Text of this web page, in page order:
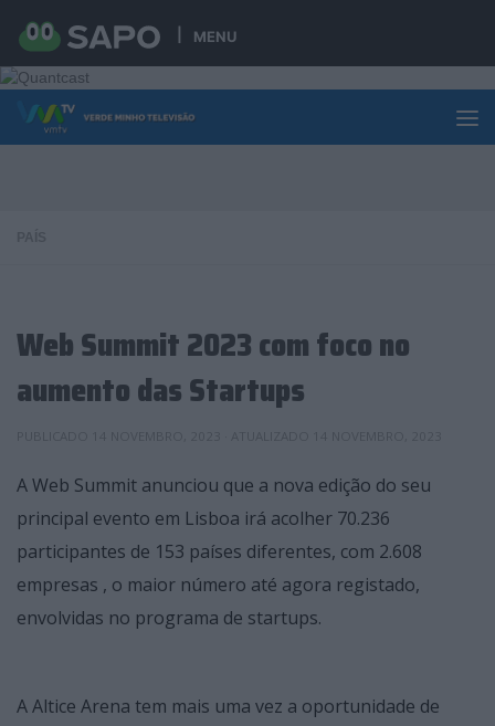
MENU
Skip to content
Web Summit 2023 com foco no
aumento das Startups
A Web Summit anunciou que a nova edição do seu
principal evento em Lisboa irá acolher 70.236
participantes de 153 países diferentes, com 2.608
empresas , o maior número até agora registado,
envolvidas no programa de startups.
A Altice Arena tem mais uma vez a oportunidade de